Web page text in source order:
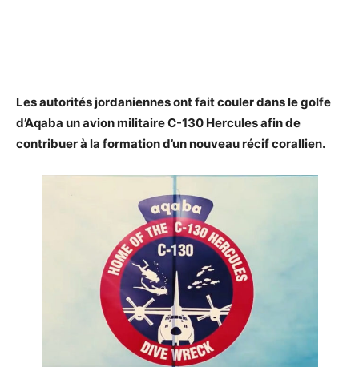
Les autorités jordaniennes ont fait couler dans le golfe
d’Aqaba un avion militaire C-130 Hercules afin de
contribuer à la formation d’un nouveau récif corallien.